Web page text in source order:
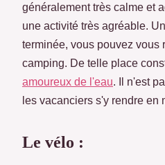
généralement très calme et
une activité très agréable.
terminée, vous pouvez vous
camping. De telle place
amoureux de l'eau. Il n'est
les vacanciers s'y rendre en
Le vélo :